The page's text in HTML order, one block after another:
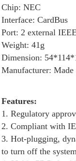
Chip: NEC
Interface: CardBus
Port: 2 external
Weight: 41g
Dimension:
Manufacturer:
Features:
1. Regulatory
2. Compliant with
3. Hot-plugging,
to turn off the